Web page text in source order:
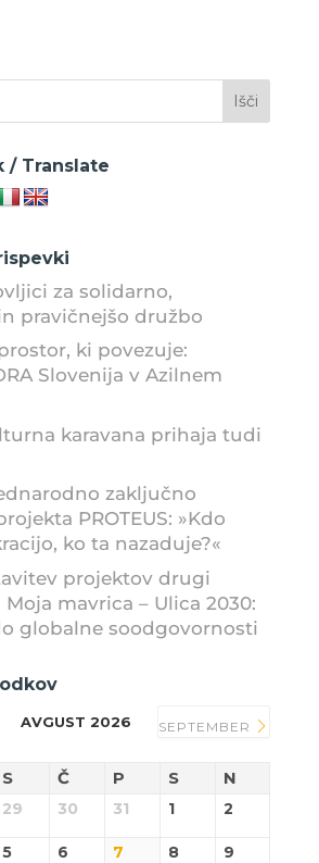
/ Translate
za solidarno,
pravičnejšo družbo
ki povezuje:
Slovenija v Azilnem
karavana prihaja tudi
zaključno
PROTEUS: »Kdo
ko ta nazaduje?«
projektov drugi
mavrica – Ulica 2030:
globalne soodgovornosti
AVGUST 2026 SEPTEMBER
S Č P S N
29 30 31 1 2
5 6 7 8 9